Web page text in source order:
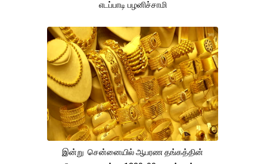
எடப்பாடி பழனிச்சாமி
இன்று சென்னையில் ஆபரண தங்கத்தின்